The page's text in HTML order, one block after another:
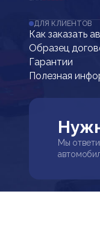
ДЛЯ КЛИЕНТОВ
Как заказать
Образец
Гарантии
Полезная
Мы